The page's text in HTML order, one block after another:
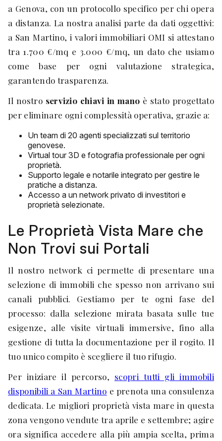
a Genova, con un protocollo specifico per chi opera
a distanza. La nostra analisi parte da dati oggettivi:
a San Martino, i valori immobiliari OMI si attestano
tra 1.700 €/mq e 3.000 €/mq, un dato che usiamo
come base per ogni valutazione strategica,
garantendo trasparenza.
Il nostro servizio chiavi in mano è stato progettato
per eliminare ogni complessità operativa, grazie a:
Un team di 20 agenti specializzati sul territorio
genovese.
Virtual tour 3D e fotografia professionale per ogni
proprietà.
Supporto legale e notarile integrato per gestire le
pratiche a distanza.
Accesso a un network privato di investitori e
proprietà selezionate.
Le Proprietà Vista Mare che
Non Trovi sui Portali
Il nostro network ci permette di presentare una
selezione di immobili che spesso non arrivano sui
canali pubblici. Gestiamo per te ogni fase del
processo: dalla selezione mirata basata sulle tue
esigenze, alle visite virtuali immersive, fino alla
gestione di tutta la documentazione per il rogito. Il
tuo unico compito è scegliere il tuo rifugio.
Per iniziare il percorso, scopri tutti gli immobili
disponibili a San Martino e prenota una consulenza
dedicata. Le migliori proprietà vista mare in questa
zona vengono vendute tra aprile e settembre; agire
ora significa accedere alla più ampia scelta, prima